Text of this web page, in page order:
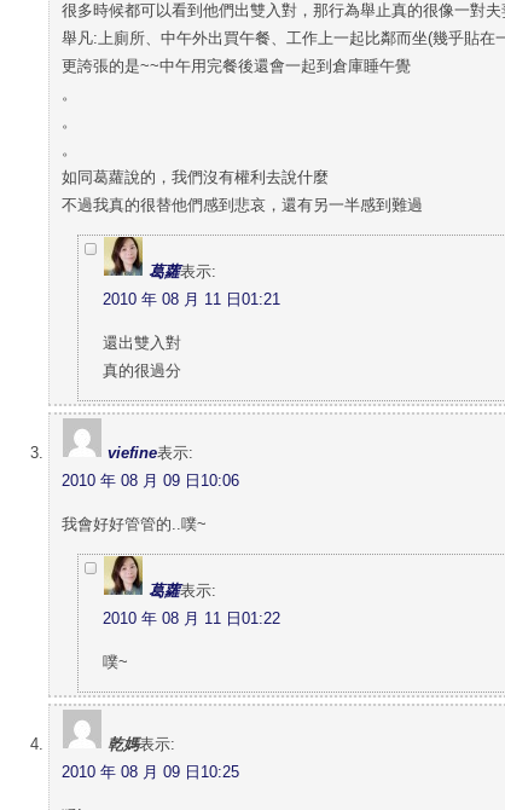
很多時候都可以看到他們出雙入對，那行為舉止真的很像一對夫
舉凡:上廁所、中午外出買午餐、工作上一起比鄰而坐(幾乎貼在
更誇張的是~~中午用完餐後還會一起到倉庫睡午覺
。
。
。
如同葛蘿說的，我們沒有權利去說什麼
不過我真的很替他們感到悲哀，還有另一半感到難過
葛蘿表示:
2010 年 08 月 11 日01:21
還出雙入對
真的很過分
viefine表示:
2010 年 08 月 09 日10:06
我會好好管管的..噗~
葛蘿表示:
2010 年 08 月 11 日01:22
噗~
乾媽表示:
2010 年 08 月 09 日10:25